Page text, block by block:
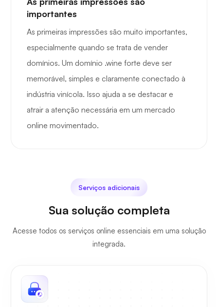
importantes
As primeiras impressões são muito importantes,
especialmente quando se trata de vender
domínios. Um domínio .wine forte deve ser
memorável, simples e claramente conectado à
indústria vinícola. Isso ajuda a se destacar e
atrair a atenção necessária em um mercado
online movimentado.
Serviços adicionais
Sua solução completa
Acesse todos os serviços online essenciais em uma solução
integrada.